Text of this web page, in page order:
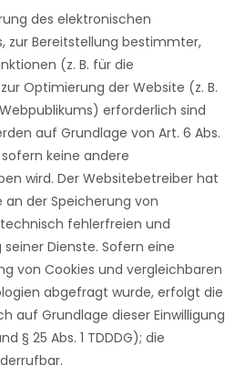
des elektronischen
zur Bereitstellung bestimmter,
(z. B. für die
Optimierung der Website (z. B.
erforderlich sind
auf Grundlage von Art. 6 Abs.
sofern keine andere
wird. Der Websitebetreiber hat
der Speicherung von
fehlerfreien und
Dienste. Sofern eine
von Cookies und vergleichbaren
abgefragt wurde, erfolgt die
auf Grundlage dieser Einwilligung
§ 25 Abs. 1 TDDDG); die